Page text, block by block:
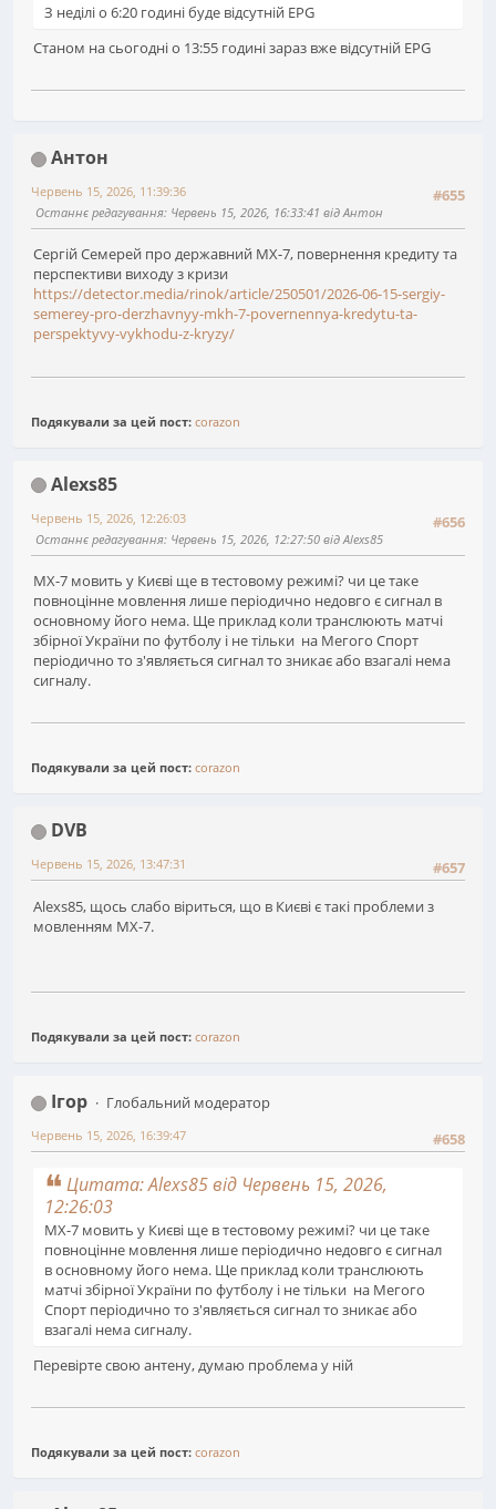
З неділі о 6:20 годині буде відсутній EPG
Станом на сьогодні о 13:55 годині зараз вже відсутній EPG
Антон
#655
Червень 15, 2026, 11:39:36
Останнє редагування: Червень 15, 2026, 16:33:41 від Антон
Сергій Семерей про державний МХ-7, повернення кредиту та
перспективи виходу з кризи
https://detector.media/rinok/article/250501/2026-06-15-sergiy-
semerey-pro-derzhavnyy-mkh-7-povernennya-kredytu-ta-
perspektyvy-vykhodu-z-kryzy/
Подякували за цей пост: corazon
Alexs85
#656
Червень 15, 2026, 12:26:03
Останнє редагування: Червень 15, 2026, 12:27:50 від Alexs85
МХ-7 мовить у Києві ще в тестовому режимі? чи це таке
повноцінне мовлення лише періодично недовго є сигнал в
основному його нема. Ще приклад коли транслюють матчі
збірної України по футболу і не тільки на Мегого Спорт
періодично то з'являється сигнал то зникає або взагалі нема
сигналу.
Подякували за цей пост: corazon
DVB
#657
Червень 15, 2026, 13:47:31
Alexs85, щось слабо віриться, що в Києві є такі проблеми з
мовленням МХ-7.
Подякували за цей пост: corazon
Ігор
Глобальний модератор
#658
Червень 15, 2026, 16:39:47
Цитата: Alexs85 від Червень 15, 2026,
12:26:03
МХ-7 мовить у Києві ще в тестовому режимі? чи це таке
повноцінне мовлення лише періодично недовго є сигнал
в основному його нема. Ще приклад коли транслюють
матчі збірної України по футболу і не тільки на Мегого
Спорт періодично то з'являється сигнал то зникає або
взагалі нема сигналу.
Перевірте свою антену, думаю проблема у ній
Подякували за цей пост: corazon